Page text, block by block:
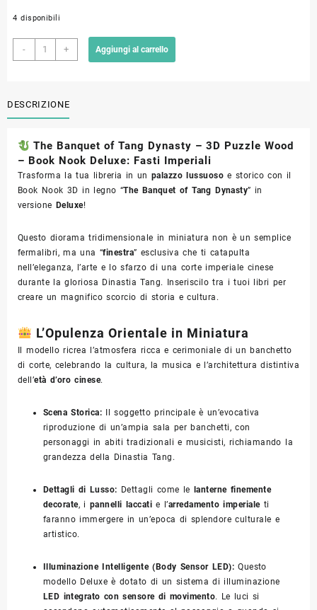
4 disponibili
-
The
Banquet
Dynasty
–
Puzzle
Wood
–
Book
Nook
quantità
+ Aggiungi al carrello
DESCRIZIONE
The Banquet of Tang Dynasty – 3D Puzzle Wood
– Book Nook Deluxe: Fasti Imperiali
Trasforma la tua libreria in un palazzo lussuoso e storico con il
Book Nook 3D in legno “The Banquet of Tang Dynasty” in
versione Deluxe!
Questo diorama tridimensionale in miniatura non è un semplice
fermalibri, ma una “finestra” esclusiva che ti catapulta
nell’eleganza, l’arte e lo sfarzo di una corte imperiale cinese
durante la gloriosa Dinastia Tang.
Inseriscilo tra i tuoi libri per
creare un magnifico scorcio di storia e cultura.
L’Opulenza Orientale in Miniatura
Il modello ricrea l’atmosfera ricca e cerimoniale di un banchetto
di corte, celebrando la cultura, la musica e l’architettura distintiva
dell’età d’oro cinese.
Scena Storica: Il soggetto principale è un’evocativa
riproduzione di un’ampia sala per banchetti, con
personaggi in abiti tradizionali e musicisti, richiamando la
grandezza della Dinastia Tang.
Dettagli di Lusso: Dettagli come le
lanterne finemente
decorate, i pannelli laccati e l’arredamento imperialeti
faranno immergere in un’epoca di splendore culturale e
artistico.
Illuminazione Intelligente (Body Sensor LED): Questo
modello Deluxe è dotato di un sistema di illuminazione
LED integrato con sensore di movimento.
Le luci si